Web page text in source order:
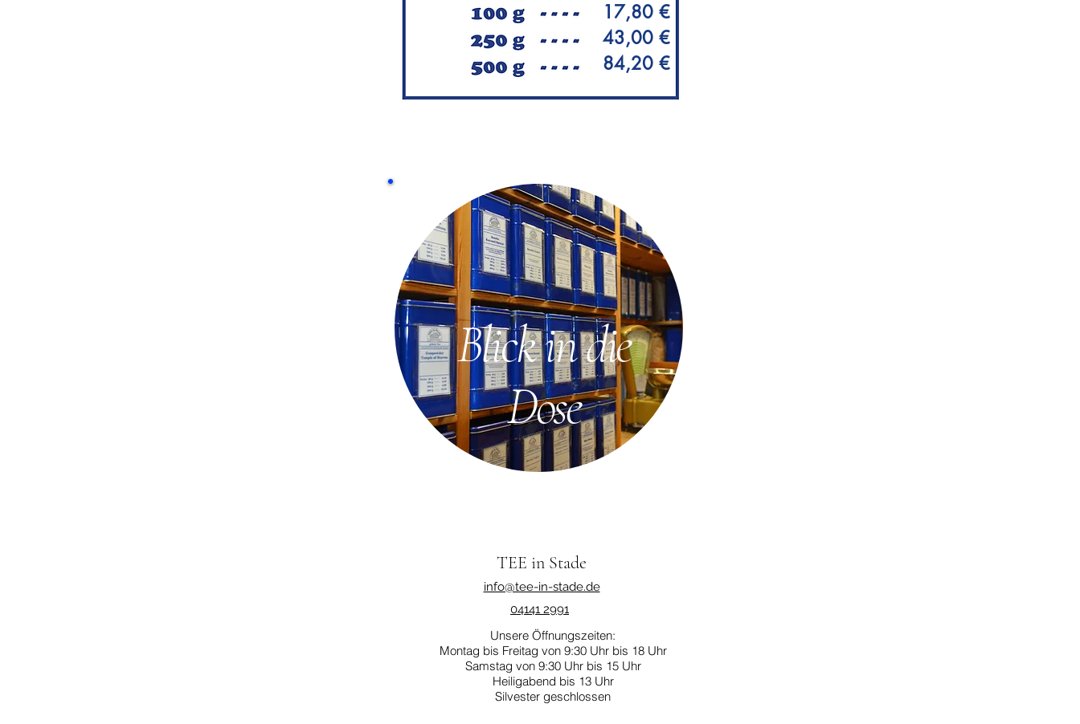
17,80 €
43,00 €
84,20 €
Blick in die
Dose
TEE in Stade
info@tee-in-stade.de
04141 2991
Unsere Öffnungszeiten:
Montag bis Freitag von 9:30 Uhr bis 18 Uhr
Samstag von 9:30 Uhr bis 15 Uhr
Heiligabend bis 13 Uhr
Silvester geschlossen